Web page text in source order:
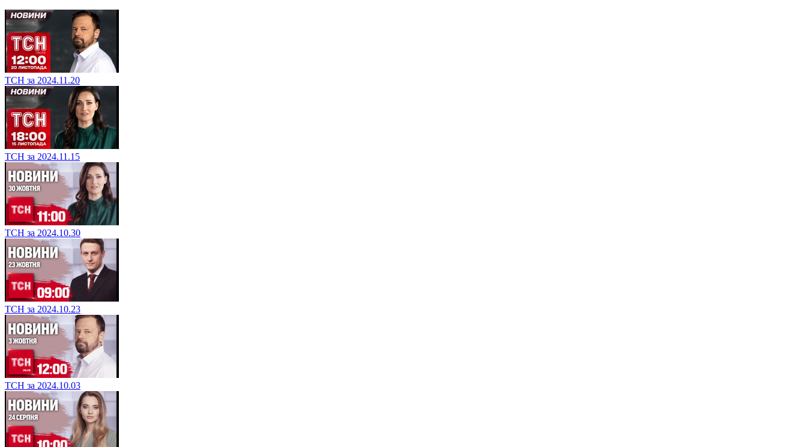
ТСН за 2024.11.20
ТСН за 2024.11.15
ТСН за 2024.10.30
ТСН за 2024.10.23
ТСН за 2024.10.03